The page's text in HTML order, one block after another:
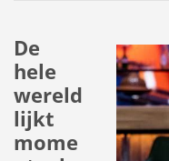
De
hele
wereld
lijkt
mome